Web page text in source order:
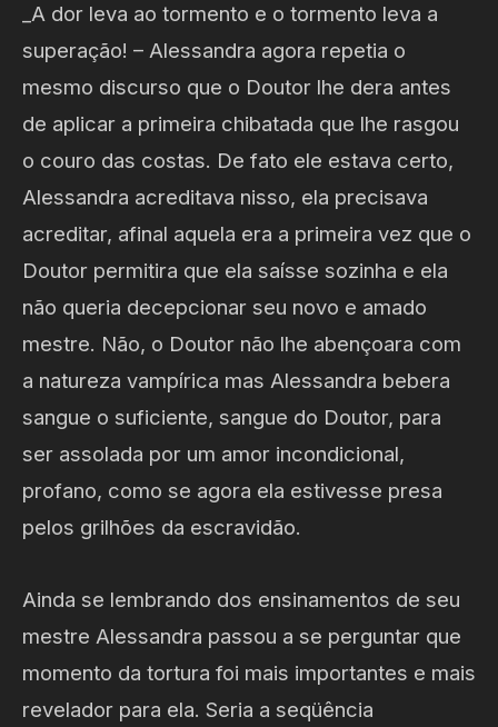
_A dor leva ao tormento e o tormento leva a
superação! – Alessandra agora repetia o
mesmo discurso que o Doutor lhe dera antes
de aplicar a primeira chibatada que lhe rasgou
o couro das costas. De fato ele estava certo,
Alessandra acreditava nisso, ela precisava
acreditar, afinal aquela era a primeira vez que o
Doutor permitira que ela saísse sozinha e ela
não queria decepcionar seu novo e amado
mestre. Não, o Doutor não lhe abençoara com
a natureza vampírica mas Alessandra bebera
sangue o suficiente, sangue do Doutor, para
ser assolada por um amor incondicional,
profano, como se agora ela estivesse presa
pelos grilhões da escravidão.
Ainda se lembrando dos ensinamentos de seu
mestre Alessandra passou a se perguntar que
momento da tortura foi mais importantes e mais
revelador para ela. Seria a seqüência